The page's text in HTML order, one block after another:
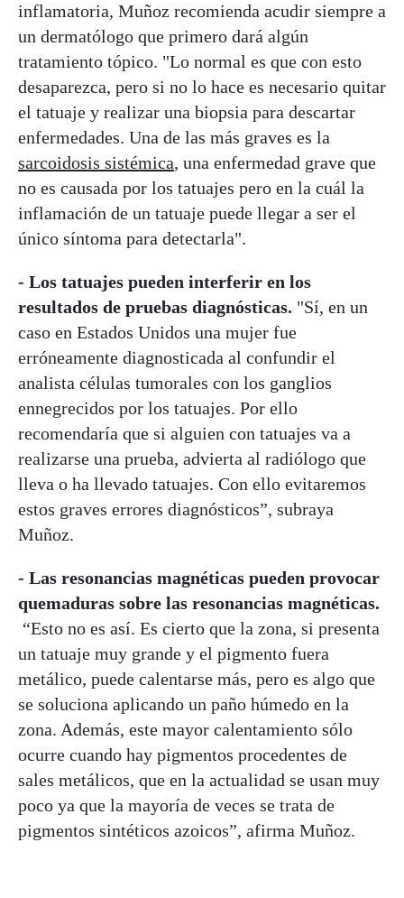
inflamatoria, Muñoz recomienda acudir siempre a
un dermatólogo que primero dará algún
tratamiento tópico. "Lo normal es que con esto
desaparezca, pero si no lo hace es necesario quitar
el tatuaje y realizar una biopsia para descartar
enfermedades. Una de las más graves es la
sarcoidosis sistémica, una enfermedad grave que
no es causada por los tatuajes pero en la cuál la
inflamación de un tatuaje puede llegar a ser el
único síntoma para detectarla".
- Los tatuajes pueden interferir en los
resultados de pruebas diagnósticas. "Sí, en un
caso en Estados Unidos una mujer fue
erróneamente diagnosticada al confundir el
analista células tumorales con los ganglios
ennegrecidos por los tatuajes. Por ello
recomendaría que si alguien con tatuajes va a
realizarse una prueba, advierta al radiólogo que
lleva o ha llevado tatuajes. Con ello evitaremos
estos graves errores diagnósticos”, subraya
Muñoz.
- Las resonancias magnéticas pueden provocar
quemaduras sobre las resonancias magnéticas.
“Esto no es así. Es cierto que la zona, si presenta
un tatuaje muy grande y el pigmento fuera
metálico, puede calentarse más, pero es algo que
se soluciona aplicando un paño húmedo en la
zona. Además, este mayor calentamiento sólo
ocurre cuando hay pigmentos procedentes de
sales metálicos, que en la actualidad se usan muy
poco ya que la mayoría de veces se trata de
pigmentos sintéticos azoicos”, afirma Muñoz.